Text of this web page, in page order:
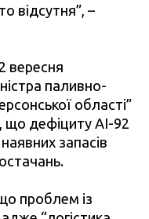
відсутня”, –
вересня
паливно-
області”
дефіциту АІ-92
запасів
проблем із